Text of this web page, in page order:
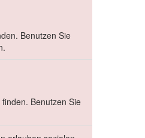
Benutzen Sie
Benutzen Sie